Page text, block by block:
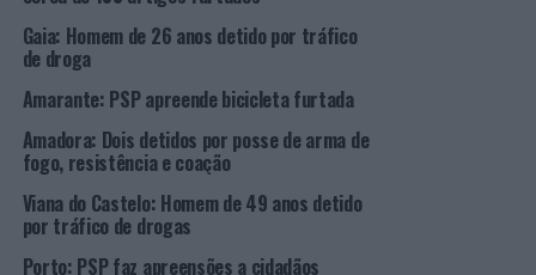
qualificação para o Europeu
NÃO PERCA
Espinho: PSP faz duas detenções
Gaia: Homem de 26 anos detido por tráfico
de droga
Amarante: PSP apreende bicicleta furtada
Amadora: Dois detidos por posse de arma de
fogo, resistência e coação
Viana do Castelo: Homem de 49 anos detido
por tráfico de drogas
Porto: PSP faz apreensões a cidadãos